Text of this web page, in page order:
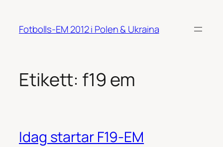
innehåll
Fotbolls-EM 2012 i Polen & Ukraina
Etikett: f19 em
Idag startar F19-EM